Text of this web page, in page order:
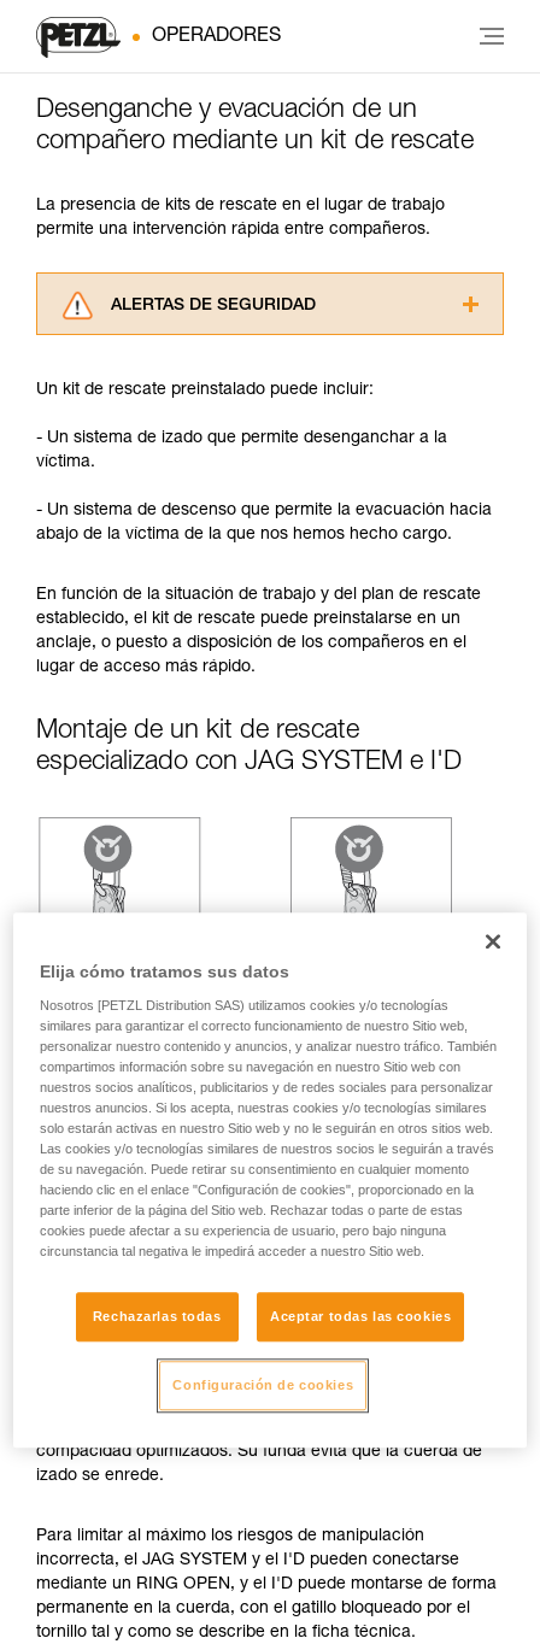
OPERADORES
Desenganche y evacuación de un
compañero mediante un kit de rescate
La presencia de kits de rescate en el lugar de trabajo
permite una intervención rápida entre compañeros.
ALERTAS DE SEGURIDAD
consultarlo. Usted debe comprender la
comprender este complemento informativo.
través de un profesional su capacidad para
ejecutar estas técnicas, solo y con total
autónoma.
Damos ejemplos de técnicas relacionadas con
su actividad. Pueden existir otras que no
describimos aquí.
Un kit de rescate preinstalado puede incluir:
- Un sistema de izado que permite desenganchar a la
víctima.
- Un sistema de descenso que permite la evacuación hacia
abajo de la víctima de la que nos hemos hecho cargo.
En función de la situación de trabajo y del plan de rescate
establecido, el kit de rescate puede preinstalarse en un
anclaje, o puesto a disposición de los compañeros en el
lugar de acceso más rápido.
Montaje de un kit de rescate
especializado con JAG SYSTEM e I'D
compacidad optimizados. Su funda evita que la cuerda de
izado se enrede.
Para limitar al máximo los riesgos de manipulación
incorrecta, el JAG SYSTEM y el I'D pueden conectarse
mediante un RING OPEN, y el I'D puede montarse de forma
permanente en la cuerda, con el gatillo bloqueado por el
tornillo tal y como se describe en la ficha técnica.
Elija cómo tratamos sus datos
Nosotros [PETZL Distribution SAS) utilizamos cookies y/o tecnologías
similares para garantizar el correcto funcionamiento de nuestro Sitio web,
personalizar nuestro contenido y anuncios, y analizar nuestro tráfico. También
compartimos información sobre su navegación en nuestro Sitio web con
nuestros socios analíticos, publicitarios y de redes sociales para personalizar
nuestros anuncios. Si los acepta, nuestras cookies y/o tecnologías similares
solo estarán activas en nuestro Sitio web y no le seguirán en otros sitios web.
Las cookies y/o tecnologías similares de nuestros socios le seguirán a través
de su navegación. Puede retirar su consentimiento en cualquier momento
haciendo clic en el enlace "Configuración de cookies", proporcionado en la
parte inferior de la página del Sitio web. Rechazar todas o parte de estas
cookies puede afectar a su experiencia de usuario, pero bajo ninguna
circunstancia tal negativa le impedirá acceder a nuestro Sitio web.
Rechazarlas todas Aceptar todas las cookies
Configuración de cookies